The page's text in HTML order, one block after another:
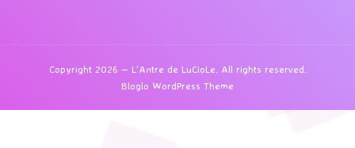
Copyright 2026 — L'Antre de LuCioLe. All rights reserved.
Bloglo WordPress Theme